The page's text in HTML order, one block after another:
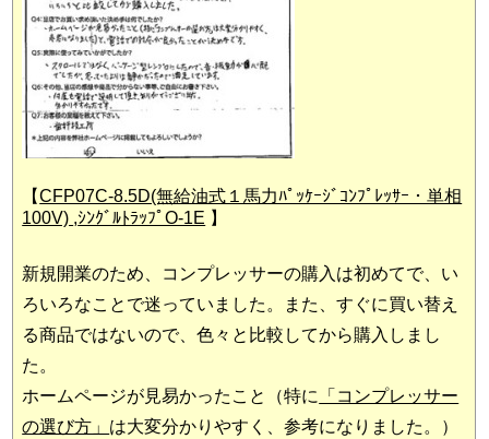
【CFP07C-8.5D(無給油式１馬力ﾊﾟｯｹｰｼﾞｺﾝﾌﾟﾚｯｻｰ・単相
100V) ,ｼﾝｸﾞﾙﾄﾗｯﾌﾟO-1E 】
新規開業のため、コンプレッサーの購入は初めてで、い
ろいろなことで迷っていました。また、すぐに買い替え
る商品ではないので、色々と比較してから購入しまし
た。
ホームページが見易かったこと（特に
「コンプレッサー
の選び方」 は大変分かりやすく、参考になりました。）